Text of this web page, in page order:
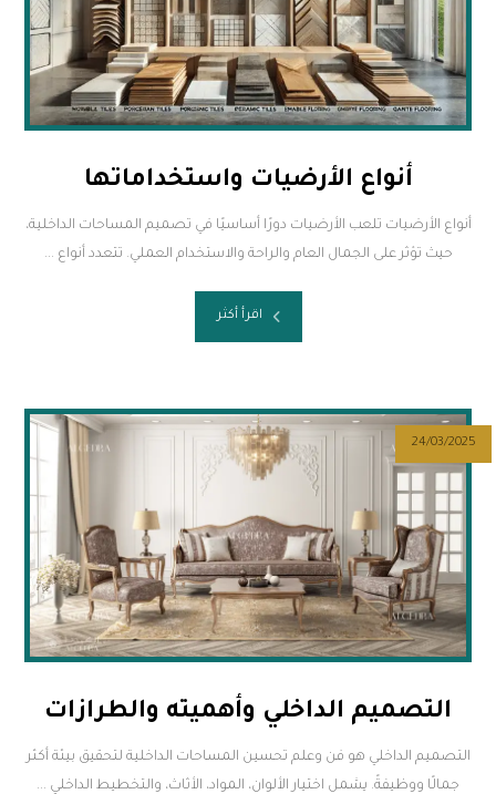
أنواع الأرضيات واستخداماتها
أنواع الأرضيات تلعب الأرضيات دورًا أساسيًا في تصميم المساحات الداخلية،
حيث تؤثر على الجمال العام والراحة والاستخدام العملي. تتعدد أنواع ...
اقرأ أكثر
التصميم الداخلي وأهميته والطرازات
24/03/2025
التصميم الداخلي هو فن وعلم تحسين المساحات الداخلية لتحقيق بيئة أكثر
جمالًا ووظيفةً. يشمل اختيار الألوان، المواد، الأثاث، والتخطيط الداخلي ...